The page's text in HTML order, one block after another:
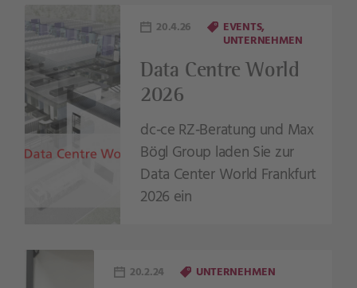
20.4.26 EVENTS
UNTERNEHMEN
Data Centre World
2026
dc‑ce RZ‑Beratung und Max
Bögl Group laden Sie zur
Data Center World Frankfurt
2026 ein
20.2.24 UNTERNEHMEN